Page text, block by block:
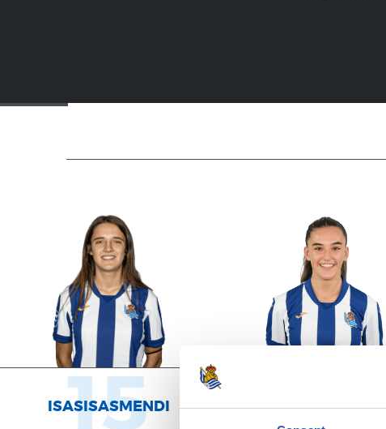
ISASISASMENDI
15 URDAMPILLETA
20